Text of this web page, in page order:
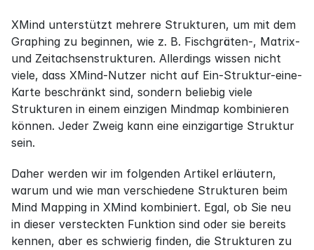
XMind unterstützt mehrere Strukturen, um mit dem
Graphing zu beginnen, wie z. B. Fischgräten-, Matrix-
und Zeitachsenstrukturen. Allerdings wissen nicht
viele, dass XMind-Nutzer nicht auf Ein-Struktur-eine-
Karte beschränkt sind, sondern beliebig viele
Strukturen in einem einzigen Mindmap kombinieren
können. Jeder Zweig kann eine einzigartige Struktur
sein.
Daher werden wir im folgenden Artikel erläutern,
warum und wie man verschiedene Strukturen beim
Mind Mapping in XMind kombiniert. Egal, ob Sie neu
in dieser versteckten Funktion sind oder sie bereits
kennen, aber es schwierig finden, die Strukturen zu